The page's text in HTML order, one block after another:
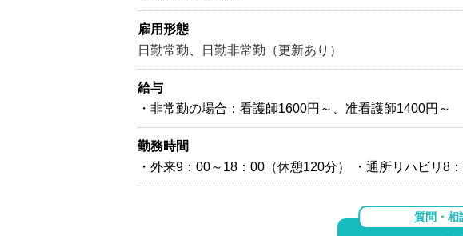
雇用形態
日勤常勤
日勤非常勤（更新あり）
給与
・非常勤の場合：看護師1600円～、准看護師1400円～
勤務時間
・外来9：00～18：00（休憩120分） ・通所リハビリ8
質問・相